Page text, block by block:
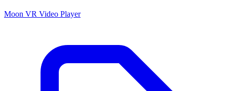
Moon VR Video Player